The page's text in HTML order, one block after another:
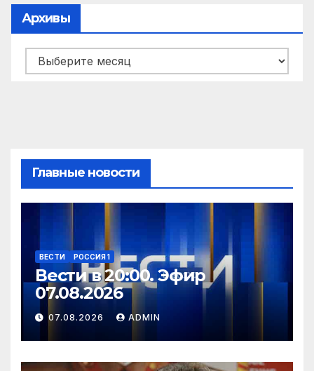
Архивы
Архивы
Главные новости
ВЕСТИ РОССИЯ 1
Вести в 20:00. Эфир
07.08.2026
07.08.2026 ADMIN